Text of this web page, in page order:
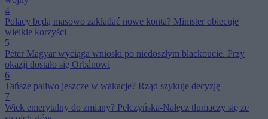
4
Polacy będą masowo zakładać nowe konta? Minister obiecuje
wielkie korzyści
5
Péter Magyar wyciąga wnioski po niedoszłym blackoucie. Przy
okazji dostało się Orbánowi
6
Tańsze paliwo jeszcze w wakacje? Rząd szykuje decyzję
7
Wiek emerytalny do zmiany? Pełczyńska-Nałęcz tłumaczy się ze